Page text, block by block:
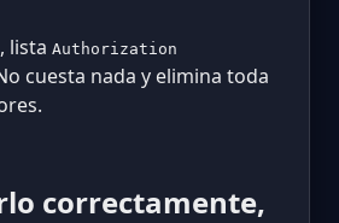
lista Authorization
cuesta nada y elimina toda
correctamente,